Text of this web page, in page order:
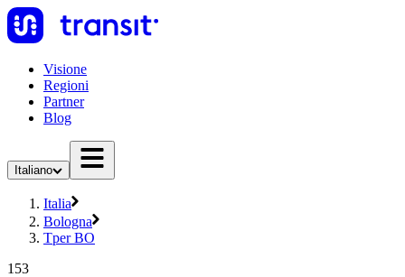
Visione
Regioni
Partner
Blog
Italiano
Italia
Bologna
Tper BO
153